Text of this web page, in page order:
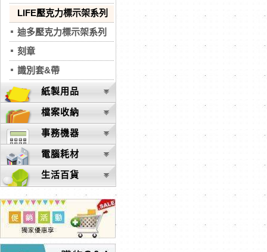
LIFE壓克力標示架系列
迪多壓克力標示架系列
刻章
識別套&帶
紙製用品
檔案收納
事務機器
電腦耗材
生活百貨